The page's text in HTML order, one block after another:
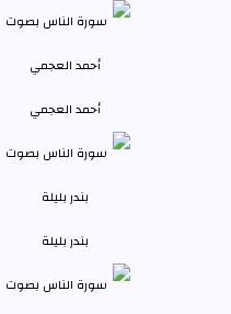
أحمد العجمي
بندر بليلة